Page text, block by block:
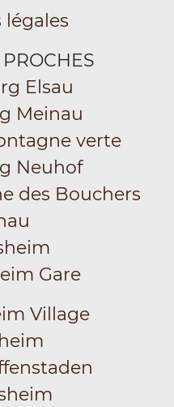
Elsau
Meinau
verte
Neuhof
des Bouchers
Gare
Village